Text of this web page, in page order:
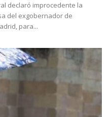
declaró improcedente la
del exgobernador de
para...